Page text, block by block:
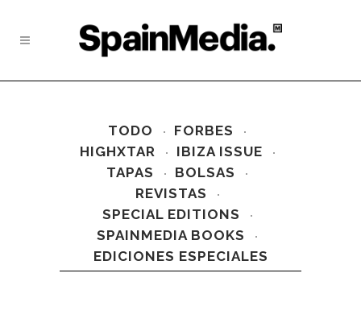
TODO
FORBES
HIGHXTAR
IBIZA ISSUE
TAPAS
BOLSAS
REVISTAS
SPECIAL EDITIONS
SPAINMEDIA BOOKS
EDICIONES ESPECIALES